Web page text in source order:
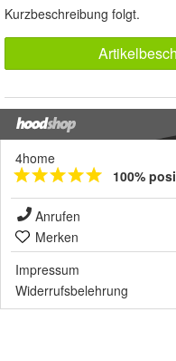
Kurzbeschreibung folgt.
4home
100%
Anrufen
Merken
Impressum
Widerrufsbelehrung